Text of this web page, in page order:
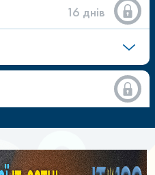
16 днів